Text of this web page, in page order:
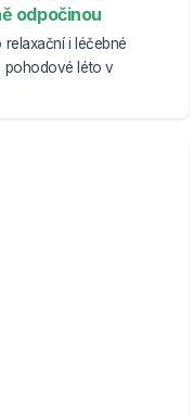
odpočinou
i léčebné
pohodové léto v